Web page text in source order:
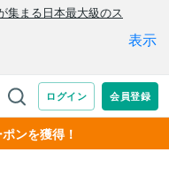
ンを獲得！